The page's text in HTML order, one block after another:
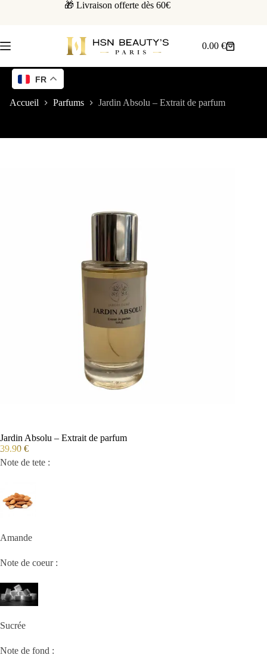
🎁 Livraison offerte dès 60€
0.00€
Accueil Parfums Jardin Absolu – Extrait de parfum
Jardin Absolu – Extrait de parfum
39.90 €
Note de tete :
Amande
Note de coeur :
Sucrée
Note de fond :
FR